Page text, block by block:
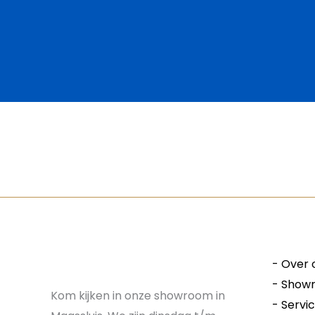
Kom kijken in onze showroom in
- Over
-
-